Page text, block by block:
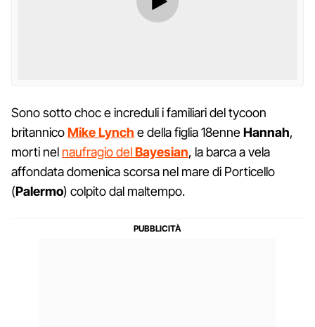
Sono sotto choc e increduli i familiari del tycoon
britannicoMikeLynch e della figlia 18enneHannah,
morti nel naufragio delBayesian, la barca a vela
affondata domenica scorsa nel mare di Porticello
(Palermo) colpito dal maltempo.